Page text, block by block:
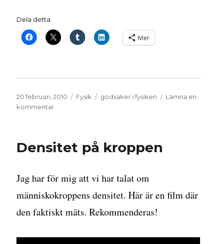
Dela detta:
Mer
Publicerat
den
20 februari, 2010 Kategorier
Fysik Etiketter
godsaker i fysiken
Lämna en
kommentartill
chokladpraliner
Densitet på kroppen
Jag har för mig att vi har talat om
människokroppens densitet. Här är en film där
den faktiskt mäts. Rekommenderas!